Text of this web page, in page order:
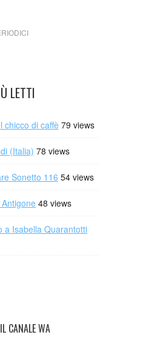
LETTI
chicco di caffè 79 views
(Italia) 78 views
Sonetto 116 54 views
48 views
a Isabella Quarantotti
CANALE WA